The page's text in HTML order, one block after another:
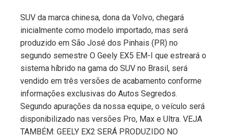
SUV da marca chinesa, dona da Volvo, chegará
inicialmente como modelo importado, mas será
produzido em São José dos Pinhais (PR) no
segundo semestre O Geely EX5 EM-I que estreará o
sistema híbrido na gama do SUV no Brasil, será
vendido em três versões de acabamento conforme
informações exclusivas do Autos Segredos.
Segundo apurações da nossa equipe, o veículo será
disponibilizado nas versões Pro, Max e Ultra. VEJA
TAMBÉM: GEELY EX2 SERÁ PRODUZIDO NO